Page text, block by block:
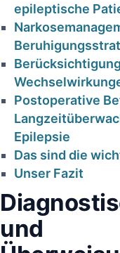
epileptische
Postoperative
Epilepsie
Das sind die
Unser ⁣Fazit
und